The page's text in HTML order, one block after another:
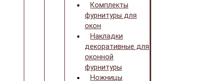
Комплекты
фурнитуры для
окон
Накладки
декоративные для
оконной
фурнитуры
Ножницы